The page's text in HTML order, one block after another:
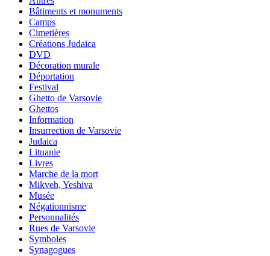
Bâtiments et monuments
Camps
Cimetières
Créations Judaica
DVD
Décoration murale
Déportation
Festival
Ghetto de Varsovie
Ghettos
Information
Insurrection de Varsovie
Judaica
Lituanie
Livres
Marche de la mort
Mikveh, Yeshiva
Musée
Négationnisme
Personnalités
Rues de Varsovie
Symboles
Synagogues